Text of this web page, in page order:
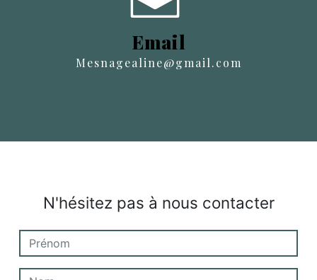
Email
mesnagealine@gmail.com
N'hésitez pas à nous contacter